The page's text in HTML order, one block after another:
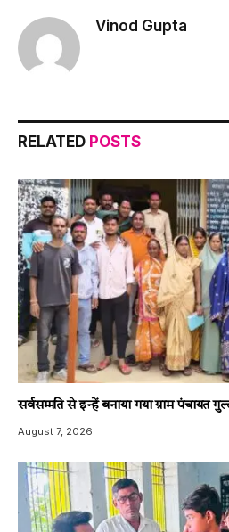
Vinod Gupta
RELATED POSTS
सर्वसम्मति से इन्हें बनाया गया ग्राम पंचायत
August 7, 2026